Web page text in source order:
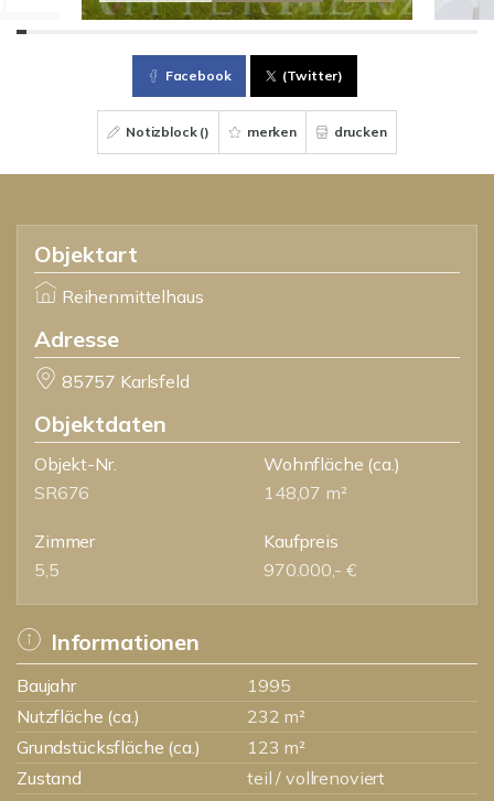
Facebook (Twitter)
Notizblock () merken drucken
Objektart
Reihenmittelhaus
Adresse
85757 Karlsfeld
Objektdaten
Objekt-Nr.
SR676
Wohnfläche (ca.)
148,07 m²
Zimmer
5,5
Kaufpreis
970.000,- €
Informationen
Baujahr
1995
Nutzfläche (ca.)
232 m²
Grundstücksfläche (ca.)
123 m²
Zustand
teil / vollrenoviert